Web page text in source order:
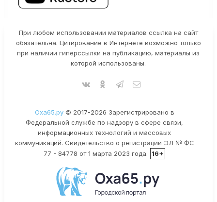
При любом использовании материалов ссылка на сайт
обязательна. Цитирование в Интернете возможно только
при наличии гиперссылки на публикацию, материалы из
которой использованы.
Оха65.ру© 2017-2026 Зарегистрировано в
Федеральной службе по надзору в сфере связи,
информационных технологий и массовых
коммуникаций. Свидетельство о регистрации ЭЛ № ФС
77 - 84778 от 1 марта 2023 года.
16+